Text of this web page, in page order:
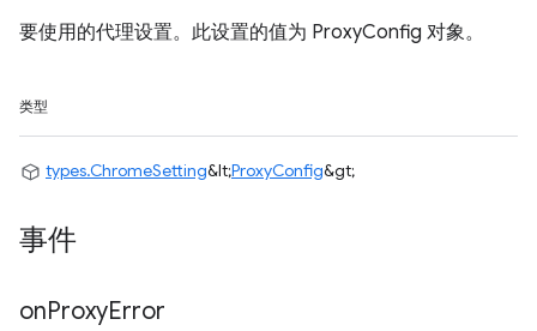
要使用的代理设置。此设置的值为 ProxyConfig 对象。
类型
types.ChromeSetting&lt;ProxyConfig&gt;
事件
onProxyError